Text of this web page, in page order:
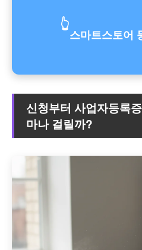
👆
스마트스토어
신청부터 사업자등록
마나 걸릴까?